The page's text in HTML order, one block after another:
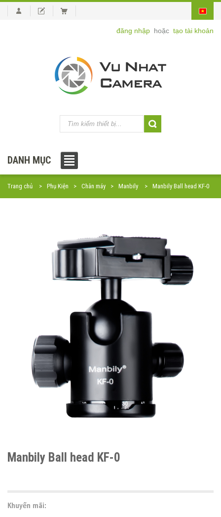
đăng nhập hoặc tạo tài khoản
DANH MỤC
Trang chủ Phụ Kiện Chân máy Manbily Manbily Ball head KF-0
Manbily Ball head KF-0
Khuyến mãi: